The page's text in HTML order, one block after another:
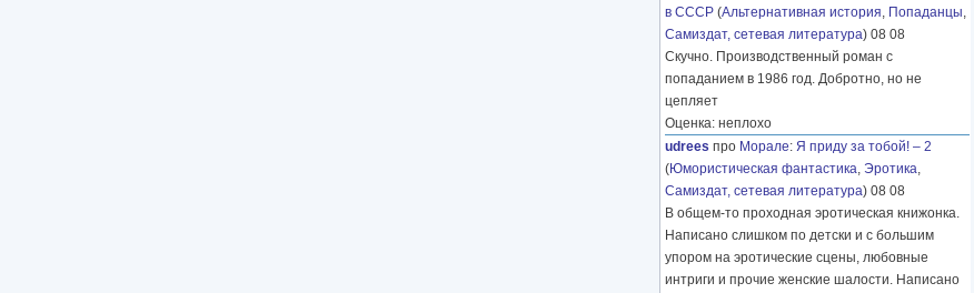
в СССР (Альтернативная история, Попаданцы,
Самиздат, сетевая литература) 08 08
Скучно. Производственный роман с
попаданием в 1986 год. Добротно, но не
цепляет
Оценка: неплохо
udrees про Морале: Я приду за тобой! – 2
(Юмористическая фантастика, Эротика,
Самиздат, сетевая литература) 08 08
В общем-то проходная эротическая книжонка.
Написано слишком по детски и с большим
упором на эротические сцены, любовные
интриги и прочие женские шалости. Написано